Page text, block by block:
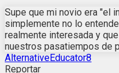
Supe que mi novio era "el
simplemente no lo
realmente interesada y
nuestros pasatiempos de
AlternativeEducator8
Reportar